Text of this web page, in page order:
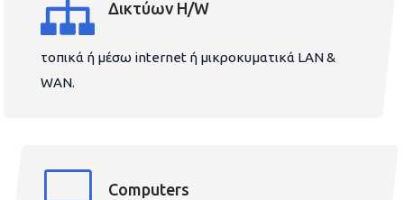
Δικτύων H/W
τοπικά ή μέσω internet ή μικροκυματικά LAN &
WAN.
Computers